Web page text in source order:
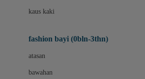
Bluey
Bravado
Brush Baby
kaus kaki
fashion bayi (0bln-3thn)
atasan
bawahan